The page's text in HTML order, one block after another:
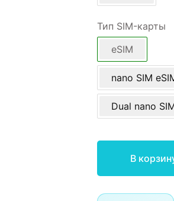
Тип SIM-карты
eSIM
nano SIM
Dual nano
В